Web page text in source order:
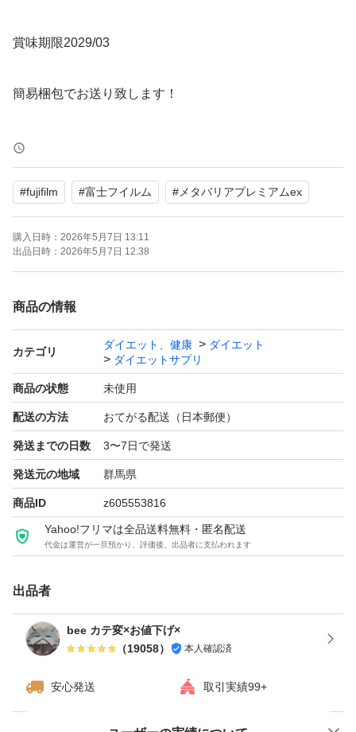
賞味期限2029/03
簡易梱包でお送り致します！
ご理解いただきご購入を宜しくお願い致します！
★お値下げ不可！
★きちんとお取引していただける方！
→お取引をきちんとできない方はご遠慮下さい！
#fujifilm #富士フイルム #メタバリアプレミアムex
購入日時： 2026年5月7日 13:11
出品日時： 2026年5月7日 12:38
商品の情報
カテゴリ
ダイエット、健康
ダイエット
ダイエットサプリ
商品の状態 未使用
配送の方法 おてがる配送（日本郵便）
発送までの日数 3〜7日で発送
発送元の地域 群馬県
商品ID z605553816
Yahoo!フリマは全品送料無料・匿名配送
代金は運営が一旦預かり、評価後、出品者に支払われます
出品者
bee カテ変×お値下げ×
（19058） 本人確認済
安心発送 取引実績99+